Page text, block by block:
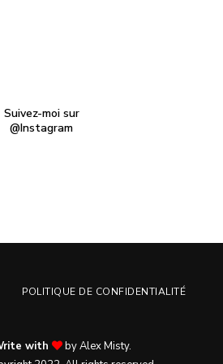
Suivez-moi sur
@Instagram
POLITIQUE DE CONFIDENTIALITÉ
with
by Alex Misty.